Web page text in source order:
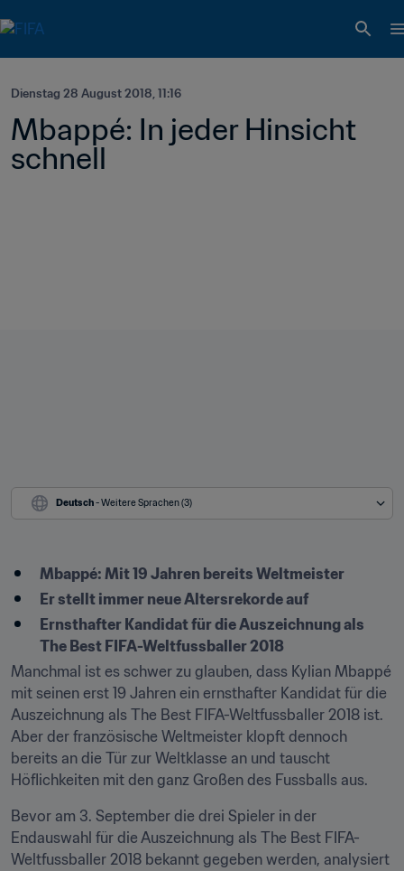
Dienstag 28 August 2018, 11:16
Mbappé: In jeder Hinsicht
schnell
Deutsch - Weitere Sprachen (3)
Mbappé: Mit 19 Jahren bereits Weltmeister
Er stellt immer neue Altersrekorde auf
Ernsthafter Kandidat für die Auszeichnung als
The Best FIFA-Weltfussballer 2018
Manchmal ist es schwer zu glauben, dass Kylian Mbappé
mit seinen erst 19 Jahren ein ernsthafter Kandidat für die
Auszeichnung als The Best FIFA-Weltfussballer 2018 ist.
Aber der französische Weltmeister klopft dennoch
bereits an die Tür zur Weltklasse an und tauscht
Höflichkeiten mit den ganz Großen des Fussballs aus.
Bevor am 3. September die drei Spieler in der
Endauswahl für die Auszeichnung als The Best FIFA-